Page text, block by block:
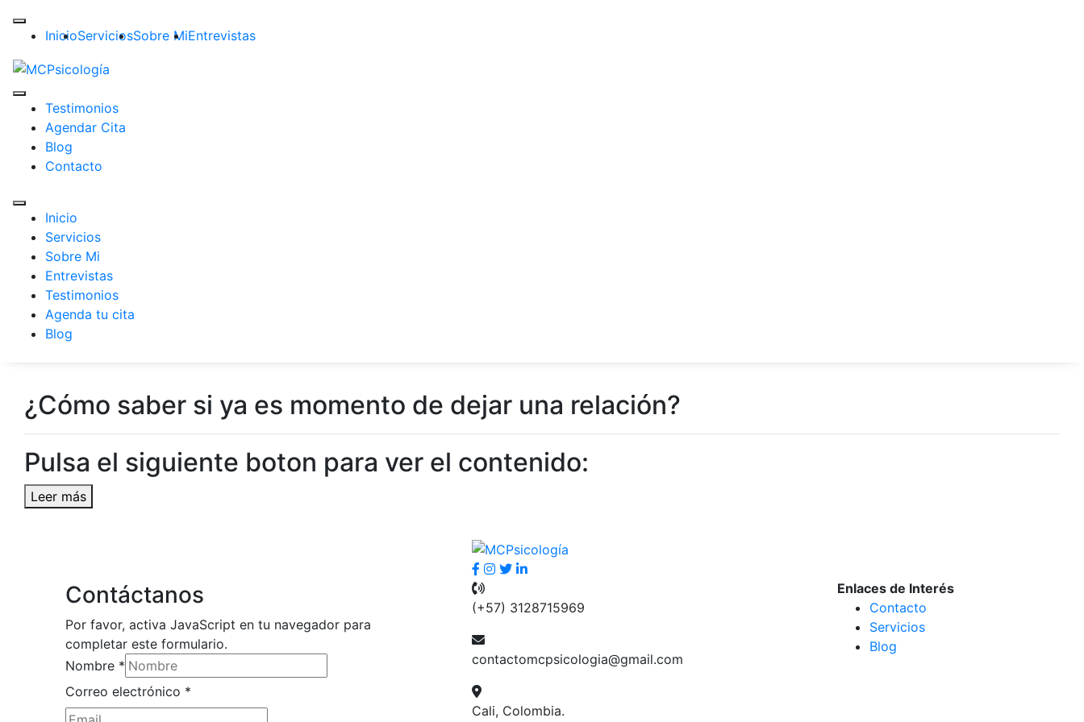
InicioServiciosSobre MiEntrevistas
Testimonios
Agendar Cita
Blog
Contacto
Inicio
Servicios
Sobre Mi
Entrevistas
Testimonios
Agenda tu cita
Blog
¿Cómo saber si ya es momento de dejar una relación?
Pulsa el siguiente boton para ver el contenido:
Leer más
Contáctanos
Por favor, activa JavaScript en tu navegador para
completar este formulario.
Nombre *
Correo electrónico *
(+57) 3128715969
contactomcpsicologia@gmail.com
Cali, Colombia.
Enlaces de Interés
Contacto
Servicios
Blog